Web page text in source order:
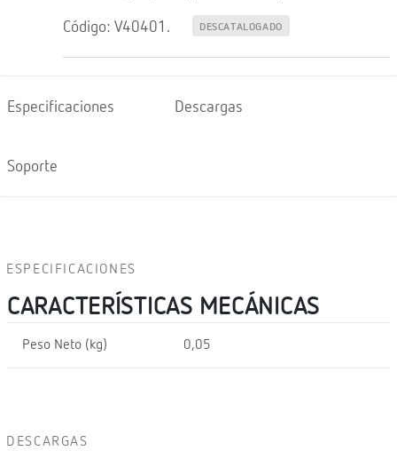
Código: V40401. DESCATALOGADO
Especificaciones Descargas
Soporte
ESPECIFICACIONES
CARACTERÍSTICAS MECÁNICAS
Peso Neto (kg) 0,05
DESCARGAS